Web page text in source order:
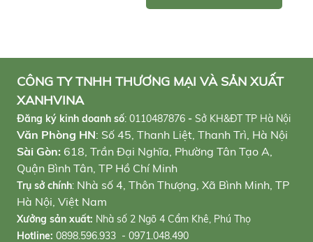
CÔNG TY TNHH THƯƠNG MẠI VÀ SẢN XUẤT
XANHVINA
Đăng ký kinh doanh số: 0110487876 - Sở KH&ĐT TP Hà Nội
Văn Phòng HN: Số 45, Thanh Liệt, Thanh Trì, Hà Nội
Sài Gòn: 618, Trần Đại Nghĩa, Phường Tân Tạo A,
Quận Bình Tân, TP Hồ Chí Minh
Trụ sở chính: Nhà số 4, Thôn Thượng, Xã Bình Minh, TP
Hà Nội, Việt Nam
Xưởng sản xuất: Nhà số 2 Ngõ 4 Cẩm Khê, Phú Thọ
Hotline: 0898.596.933 - 0971.048.490